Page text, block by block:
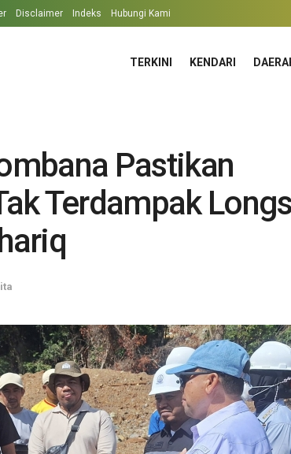
Disclaimer Indeks Hubungi Kami
TERKINI KENDARI
Pastikan
Terdampak